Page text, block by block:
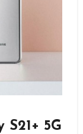
S21+ 5G